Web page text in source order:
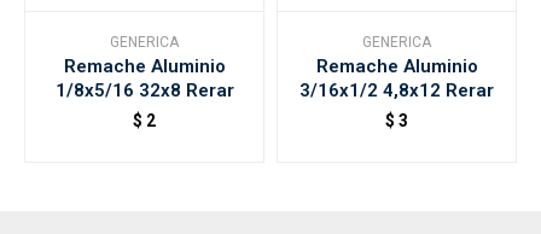
GENERICA
Remache Aluminio
1/8x5/16 32x8 Rerar
$ 2
GENERICA
Remache Aluminio
3/16x1/2 4,8x12 Rerar
$ 3